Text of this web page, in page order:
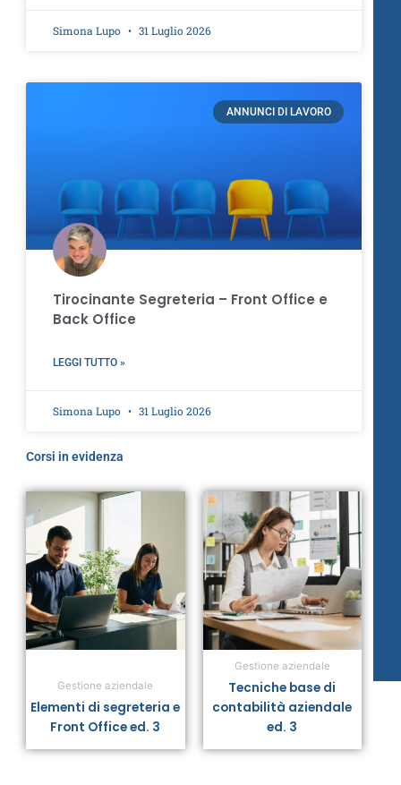
Simona Lupo 31 Luglio 2026
ANNUNCI DI LAVORO
Tirocinante Segreteria – Front Office e
Back Office
LEGGI TUTTO »
Simona Lupo 31 Luglio 2026
Corsi in evidenza
Gestione aziendale
Elementi di segreteria e
Front Office ed. 3
Gestione aziendale
Tecniche base di
contabilità aziendale
ed. 3